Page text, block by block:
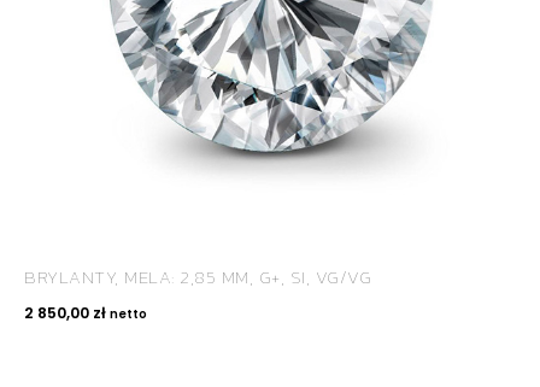
BRYLANTY, MELA: 2,85 MM, G+, SI, VG/VG
2 850,00 zł netto
Diamenty | Biżuteria | Kamienie dla jubilerów
SALON SPRZEDAŻY
KONTAKT